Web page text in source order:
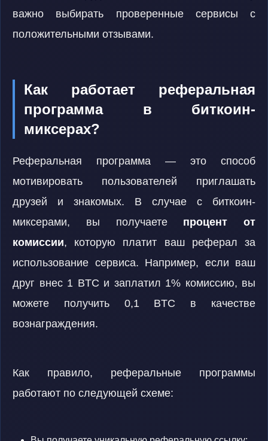
важно выбирать проверенные сервисы с
положительными отзывами.
Как работает реферальная
программа в биткоин-
миксерах?
Реферальная программа — это способ
мотивировать пользователей приглашать
друзей и знакомых. В случае с биткоин-
миксерами, вы получаете процент от
комиссии, которую платит ваш реферал за
использование сервиса. Например, если ваш
друг внес 1 BTC и заплатил 1% комиссию, вы
можете получить 0,1 BTC в качестве
вознаграждения.
Как правило, реферальные программы
работают по следующей схеме: